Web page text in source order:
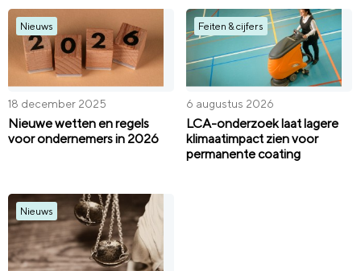
Nieuws
18 december 2025
Nieuwe wetten en regels
voor ondernemers in 2026
Feiten & cijfers
6 augustus 2026
LCA-onderzoek laat lagere
klimaatimpact zien voor
permanente coating
Nieuws